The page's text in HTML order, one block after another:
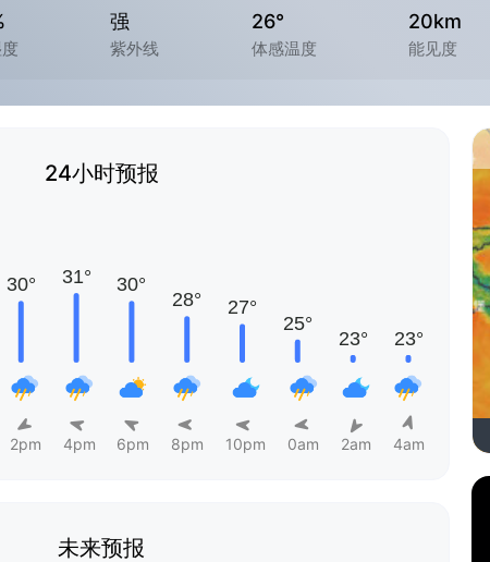
强
紫外线
26°
体感温度
20km
能见度
24小时预报
2pm 4pm 6pm 8pm 10pm 0am 2am 4am
未来预报